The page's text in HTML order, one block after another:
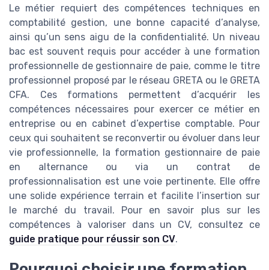
Le métier requiert des compétences techniques en
comptabilité gestion, une bonne capacité d’analyse,
ainsi qu’un sens aigu de la confidentialité. Un niveau
bac est souvent requis pour accéder à une formation
professionnelle de gestionnaire de paie, comme le titre
professionnel proposé par le réseau GRETA ou le GRETA
CFA. Ces formations permettent d’acquérir les
compétences nécessaires pour exercer ce métier en
entreprise ou en cabinet d’expertise comptable. Pour
ceux qui souhaitent se reconvertir ou évoluer dans leur
vie professionnelle, la formation gestionnaire de paie
en alternance ou via un contrat de
professionnalisation est une voie pertinente. Elle offre
une solide expérience terrain et facilite l’insertion sur
le marché du travail. Pour en savoir plus sur les
compétences à valoriser dans un CV, consultez ce
guide pratique pour réussir son CV.